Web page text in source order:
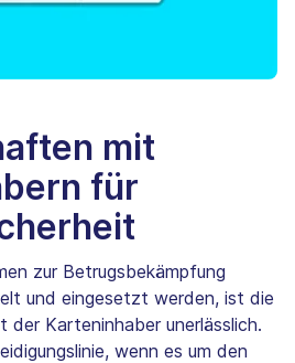
mit
für
zur Betrugsbekämpfung
und eingesetzt werden, ist die
der Karteninhaber unerlässlich.
wenn es um den